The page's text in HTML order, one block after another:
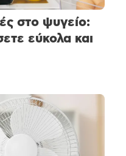
στο ψυγείο:
εύκολα και